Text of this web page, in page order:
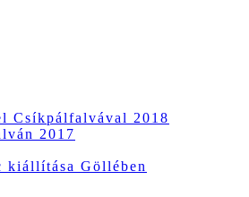
Csíkpálfalvával 2018
2017
kiállítása Göllében